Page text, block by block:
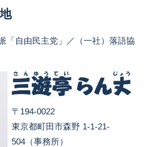
「自由民主党」／（一社）落語協
〒194-0022
東京都町田市森野 1-1-21-
504（事務所）